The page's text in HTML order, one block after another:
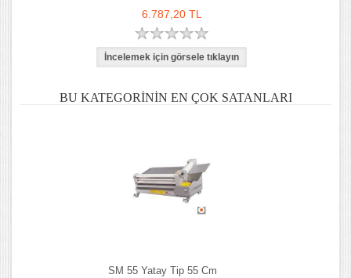
6.787,20 TL
BU KATEGORININ EN ÇOK SATANLARI
SM 55 Yatay Tip 55 Cm